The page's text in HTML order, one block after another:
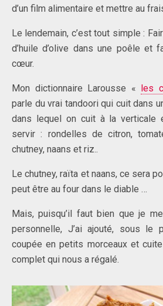
d’un film alimentaire et mettre au
Le lendemain, c’est tout simple :
d’huile d’olive dans une poêle et
cœur.
Mon dictionnaire Larousse « les
parle du vrai tandoori qui cuit dans
dans lequel on cuit à la verticale
servir : rondelles de citron,
chutney, naans et riz..
Le chutney, raïta et naans, ce sera
peut être au four dans le diable …
Mais, puisqu’il faut bien que je
personnelle, J’ai ajouté, sous le
coupée en petits morceaux et
complet qui nous a régalé.